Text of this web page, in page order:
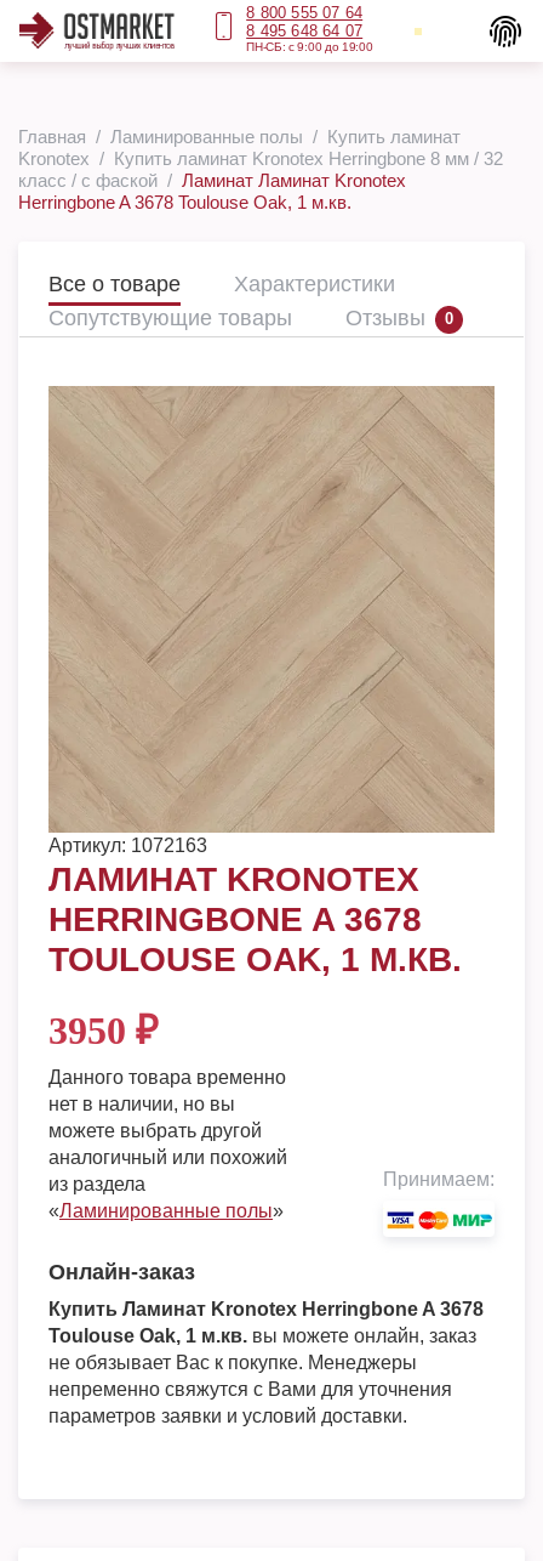
8 800 555 07 64
8 495 648 64 07
ПН-СБ: с 9:00 до 19:00
Главная Ламинированные полы
Купить ламинат
Kronotex
Купить ламинат Kronotex Herringbone 8 мм / 32
класс / с фаской
Ламинат Ламинат Kronotex
Herringbone A 3678 Toulouse Oak, 1 м.кв.
Все о товаре
Характеристики
Сопутствующие товары
Отзывы 0
Артикул: 1072163
ЛАМИНАТ KRONOTEX
HERRINGBONE A 3678
TOULOUSE OAK, 1 М.КВ.
3950 ₽
Данного товара временно
нет в наличии, но вы
можете выбрать другой
аналогичный или похожий
из раздела
«Ламинированные полы»
Принимаем:
Онлайн-заказ
Купить Ламинат Kronotex Herringbone A 3678
Toulouse Oak, 1 м.кв. вы можете онлайн, заказ
не обязывает Вас к покупке. Менеджеры
непременно свяжутся с Вами для уточнения
параметров заявки и условий доставки.